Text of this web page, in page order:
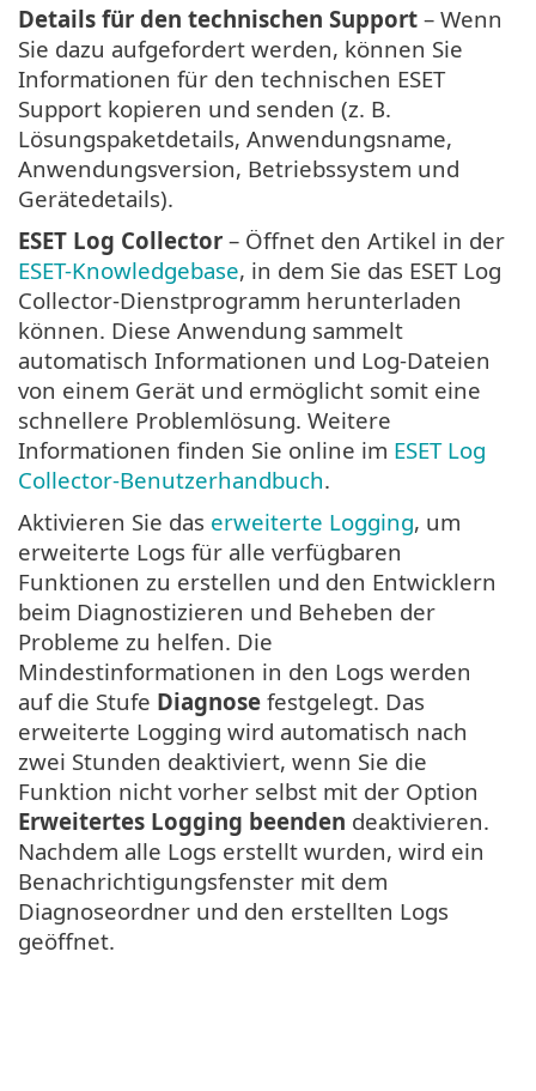
Details für den technischen Support – Wenn
Sie dazu aufgefordert werden, können Sie
Informationen für den technischen ESET
Support kopieren und senden (z. B.
Lösungspaketdetails, Anwendungsname,
Anwendungsversion, Betriebssystem und
Gerätedetails).
ESET Log Collector – Öffnet den Artikel in der
ESET-Knowledgebase, in dem Sie das ESET Log
Collector-Dienstprogramm herunterladen
können. Diese Anwendung sammelt
automatisch Informationen und Log-Dateien
von einem Gerät und ermöglicht somit eine
schnellere Problemlösung. Weitere
Informationen finden Sie online im ESET Log
Collector-Benutzerhandbuch.
Aktivieren Sie das erweiterte Logging, um
erweiterte Logs für alle verfügbaren
Funktionen zu erstellen und den Entwicklern
beim Diagnostizieren und Beheben der
Probleme zu helfen. Die
Mindestinformationen in den Logs werden
auf die Stufe Diagnose festgelegt. Das
erweiterte Logging wird automatisch nach
zwei Stunden deaktiviert, wenn Sie die
Funktion nicht vorher selbst mit der Option
Erweitertes Logging beenden deaktivieren.
Nachdem alle Logs erstellt wurden, wird ein
Benachrichtigungsfenster mit dem
Diagnoseordner und den erstellten Logs
geöffnet.